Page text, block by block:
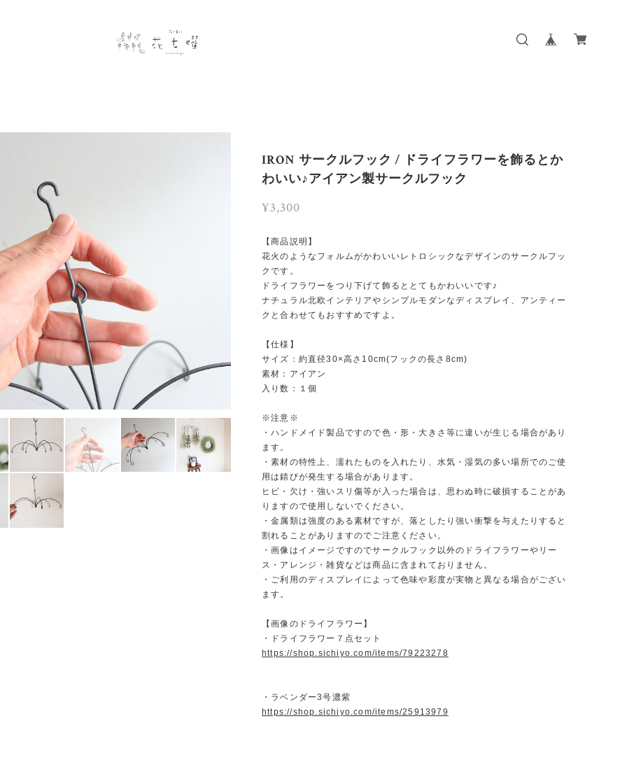
IRON サークルフック / ドライフラワーを飾るとか
わいい♪アイアン製サークルフック
¥3,300
【商品説明】
花火のようなフォルムがかわいいレトロシックなデザインのサークルフッ
クです。
ドライフラワーをつり下げて飾るととてもかわいいです♪
ナチュラル北欧インテリアやシンプルモダンなディスプレイ、アンティー
クと合わせてもおすすめですよ。
【仕様】
サイズ：約直径30×高さ10cm(フックの長さ8cm)
素材：アイアン
入り数：１個
※注意※
・ハンドメイド製品ですので色・形・大きさ等に違いが生じる場合があり
ます。
・素材の特性上、濡れたものを入れたり、水気・湿気の多い場所でのご使
用は錆びが発生する場合があります。
ヒビ・欠け・強いスリ傷等が入った場合は、思わぬ時に破損することがあ
りますので使用しないでください。
・金属類は強度のある素材ですが、落としたり強い衝撃を与えたりすると
割れることがありますのでご注意ください。
・画像はイメージですのでサークルフック以外のドライフラワーやリー
ス・アレンジ・雑貨などは商品に含まれておりません。
・ご利用のディスプレイによって色味や彩度が実物と異なる場合がござい
ます。
【画像のドライフラワー】
・ドライフラワー７点セット
https://shop.sichiyo.com/items/79223278
・ラベンダー3号濃紫
https://shop.sichiyo.com/items/25913979